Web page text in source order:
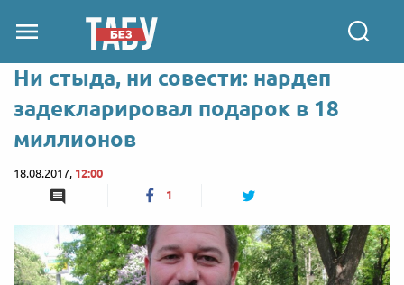
Ни стыда, ни совести: нардеп
задекларировал подарок в 18
миллионов
18.08.2017, 12:00
1